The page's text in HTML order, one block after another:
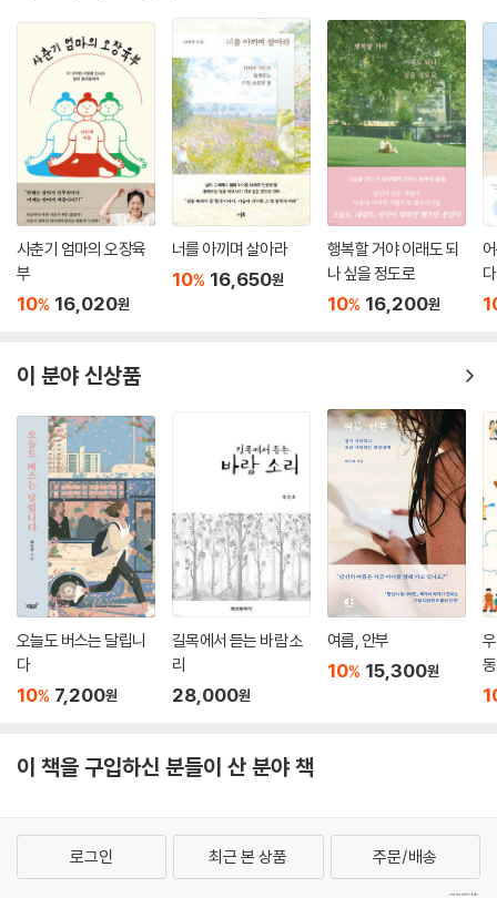
사춘기 엄마의 오장육
부
10% 16,020원
너를 아끼며 살아라
10% 16,650원
행복할 거야 이래도 되
나 싶을 정도로
10% 16,200원
다
이 분야 신상품
오늘도 버스는 달립니
다
10% 7,200원
길목에서 듣는 바람 소
리
28,000원
여름, 안부
10% 15,300원
이 책을 구입하신 분들이 산 분야 책
로그인 최근 본 상품 주문/배송